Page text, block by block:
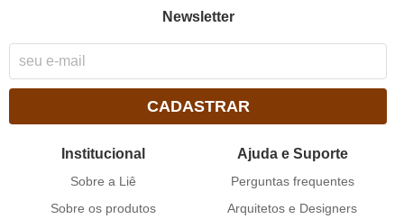
Newsletter
CADASTRAR
Institucional
Sobre a Liê
Sobre os produtos
Ajuda e Suporte
Perguntas frequentes
Arquitetos e Designers